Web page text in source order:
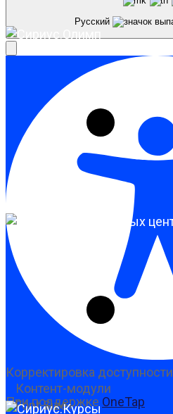
Русский
Корректировка доступности
При поддержке OneTap
Контент-модули
Font Size